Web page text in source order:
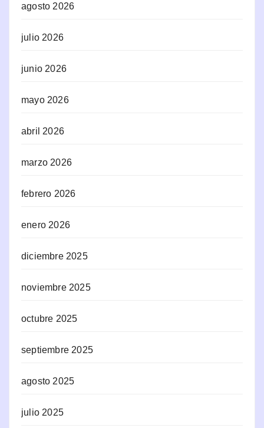
agosto 2026
julio 2026
junio 2026
mayo 2026
abril 2026
marzo 2026
febrero 2026
enero 2026
diciembre 2025
noviembre 2025
octubre 2025
septiembre 2025
agosto 2025
julio 2025